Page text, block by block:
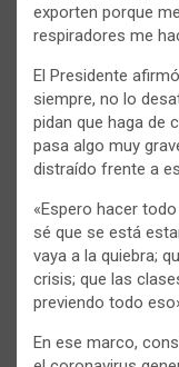
exporten porque
respiradores me
El Presidente
siempre, no lo
pidan que haga de
pasa algo muy
distraído frente a
«Espero hacer
sé que se está
vaya a la quiebra;
crisis; que las
previendo todo
En ese marco,